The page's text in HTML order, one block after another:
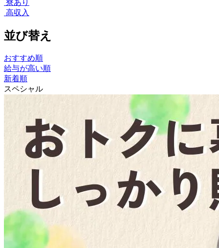
寮あり
高収入
並び替え
おすすめ順
給与が高い順
新着順
スペシャル